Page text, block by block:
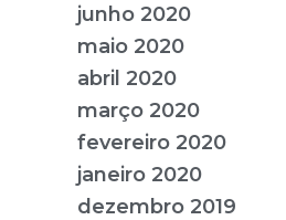
junho 2020
maio 2020
abril 2020
março 2020
fevereiro 2020
janeiro 2020
dezembro 2019